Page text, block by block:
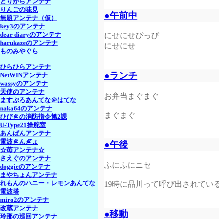
●午前中
にせにせぴっぴ
にせにせ
●ランチ
お弁当まぐまぐ
まぐまぐ
●午後
ふにふにニセ
19時に品川って呼び出されてい
●移動
とりがらアンテナ
りんごの味見
無題アンテナ（仮）
key3のアンテナ
dear diaryのアンテナ
harukazeのアンテナ
ものみやぐら
ひらひらアンテナ
NetWINアンテナ
wassyのアンテナ
天使のアンテナ
ますぷろあんてな＠はてな
naka64のアンテナ
ひびきの消防指令第2課
U-Type21操舵室
あんぱんアンテナ
電波きんぎょ
☆苺アンテナ☆
さえぐのアンテナ
doggieのアンテナ
まやちょんアンテナ
れもんのハニー・レモンあんてな
電波塔
miro2のアンテナ
改蔵アンテナ
玲那の巡回アンテナ